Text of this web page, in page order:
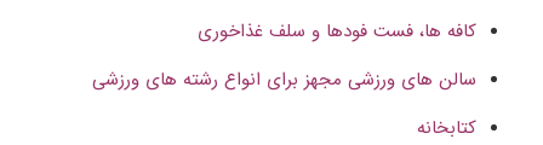
کافه ها، فست فودها و سلف غذاخوری
سالن های ورزشی مجهز برای انواع رشته های ورزشی
کتابخانه